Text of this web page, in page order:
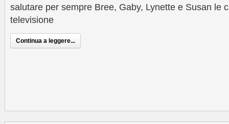
salutare per sempre Bree, Gaby, Lynette e Susan le
televisione
Continua a leggere...